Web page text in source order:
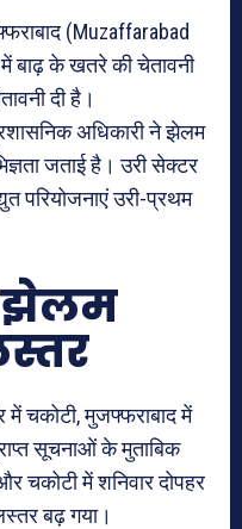
(Muzaffarabad
के खतरे की चेतावनी
दी है।
अधिकारी ने झेलम
जताई है। उरी सेक्टर
परियोजनाएं उरी-प्रथम
झेलम
चकोटी, मुजफ्फराबाद में
सूचनाओं के मुताबिक
चकोटी में शनिवार दोपहर
बढ़ गया।